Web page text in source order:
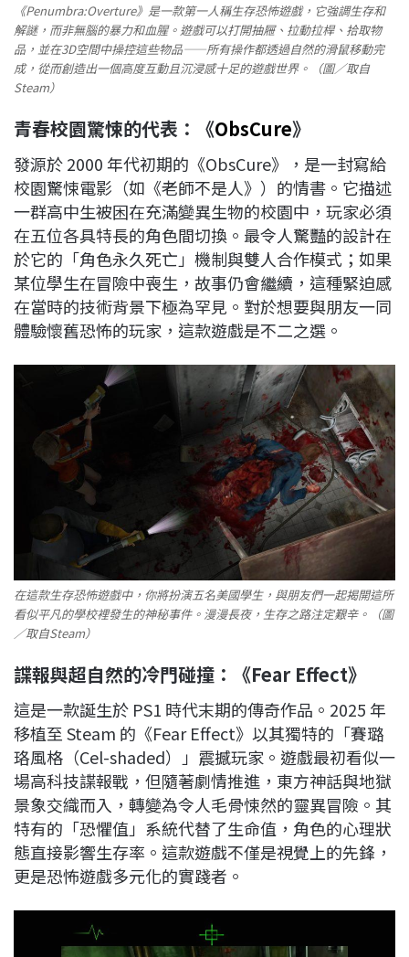
《Penumbra:Overture》是一款第一人稱生存恐怖遊戲，它強調生存和
解謎，而非無腦的暴力和血腥。遊戲可以打開抽屜、拉動拉桿、拾取物
品，並在3D空間中操控這些物品——所有操作都透過自然的滑鼠移動完
成，從而創造出一個高度互動且沉浸感十足的遊戲世界。（圖／取自
Steam）
青春校園驚悚的代表：《ObsCure》
發源於 2000 年代初期的《ObsCure》，是一封寫給
校園驚悚電影（如《老師不是人》）的情書。它描述
一群高中生被困在充滿變異生物的校園中，玩家必須
在五位各具特長的角色間切換。最令人驚豔的設計在
於它的「角色永久死亡」機制與雙人合作模式；如果
某位學生在冒險中喪生，故事仍會繼續，這種緊迫感
在當時的技術背景下極為罕見。對於想要與朋友一同
體驗懷舊恐怖的玩家，這款遊戲是不二之選。
在這款生存恐怖遊戲中，你將扮演五名美國學生，與朋友們一起揭開這所
看似平凡的學校裡發生的神秘事件。漫漫長夜，生存之路注定艱辛。（圖
／取自Steam）
諜報與超自然的冷門碰撞：《Fear Effect》
這是一款誕生於 PS1 時代末期的傳奇作品。2025 年
移植至 Steam 的《Fear Effect》以其獨特的「賽璐
珞風格（Cel-shaded）」震撼玩家。遊戲最初看似一
場高科技諜報戰，但隨著劇情推進，東方神話與地獄
景象交織而入，轉變為令人毛骨悚然的靈異冒險。其
特有的「恐懼值」系統代替了生命值，角色的心理狀
態直接影響生存率。這款遊戲不僅是視覺上的先鋒，
更是恐怖遊戲多元化的實踐者。